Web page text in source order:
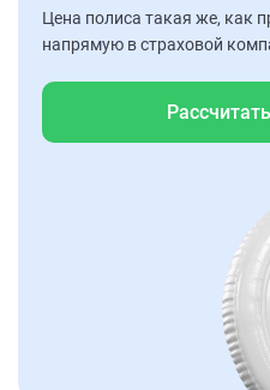
Цена полиса такая же, как
напрямую в страховой